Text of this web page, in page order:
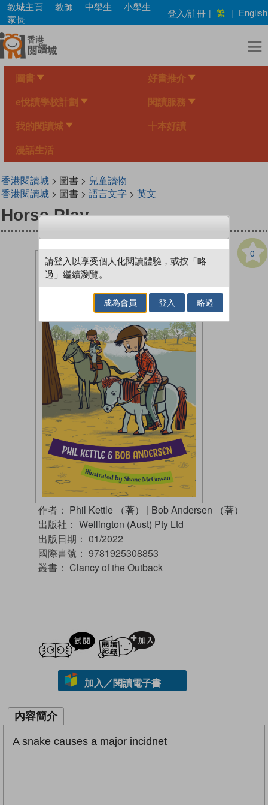
Skip
main
content
教城主頁 教師 中學生
小學生
家長
登入/註冊 | 繁 | English
圖書 好書推介
e悅讀學校計劃 閱讀服務
我的閱讀城 十本好讀
漫話生活
香港閱讀城> 圖書 > 兒童讀物
香港閱讀城> 圖書 > 語言文字> 英文
Horse Play
0
作者： Phil Kettle （著） | Bob Andersen （著）
出版社： Wellington (Aust) Pty Ltd
出版日期： 01/2022
國際書號： 9781925308853
叢書： Clancy of the Outback
試閲
加入／閱讀電子書
內容簡介
A snake causes a major incidnet
請登入以享受個人化閱讀體驗，或按「略
過」繼續瀏覽。
成為會員 登入 略過